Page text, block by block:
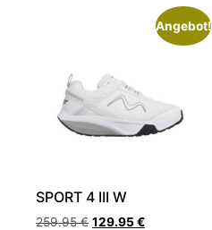
Angebot!
SPORT 4 III W
259.95€ 129.95€